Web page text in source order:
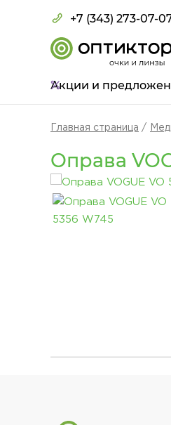
+7 (343) 273-07-
Акции и
Главная страница
Оправа